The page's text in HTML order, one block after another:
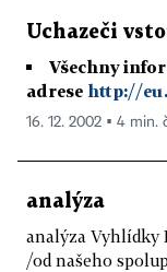
Uchazeči
Všechny
adrese http://
16. 12. 2002 ▪ 4 min.
analýza
analýza Vyhlídky
/od našeho